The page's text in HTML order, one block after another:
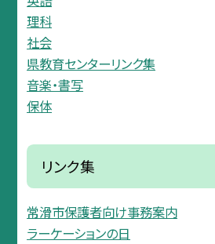
理科
社会
県教育センターリンク集
音楽・書写
保体
リンク集
常滑市保護者向け事務案内
ラーケーションの日